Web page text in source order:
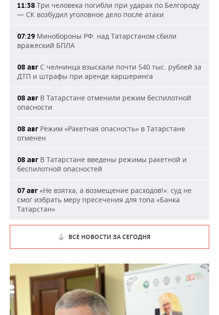
11:38 Три человека погибли при ударах по Белгороду
— СК возбудил уголовное дело после атаки
07:29 Минобороны РФ: над Татарстаном сбили
вражеский БПЛА
08 авг С челнинца взыскали почти 540 тыс. рублей за
ДТП и штрафы при аренде каршеринга
08 авг В Татарстане отменили режим беспилотной
опасности
08 авг Режим «Ракетная опасность» в Татарстане
отменен
08 авг В Татарстане введены режимы ракетной и
беспилотной опасностей
07 авг «Не взятка, а возмещение расходов!»: суд не
смог избрать меру пресечения для топа «Банка
Татарстан»
ВСЕ НОВОСТИ ЗА СЕГОДНЯ